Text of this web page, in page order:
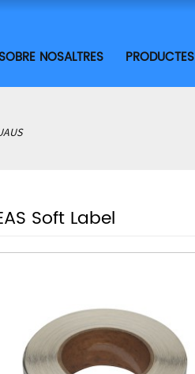
SOBRE NOSALTRES PRODUCTES
Soft Label